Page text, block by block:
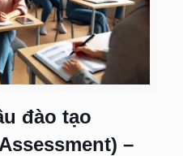
đào tạo
–